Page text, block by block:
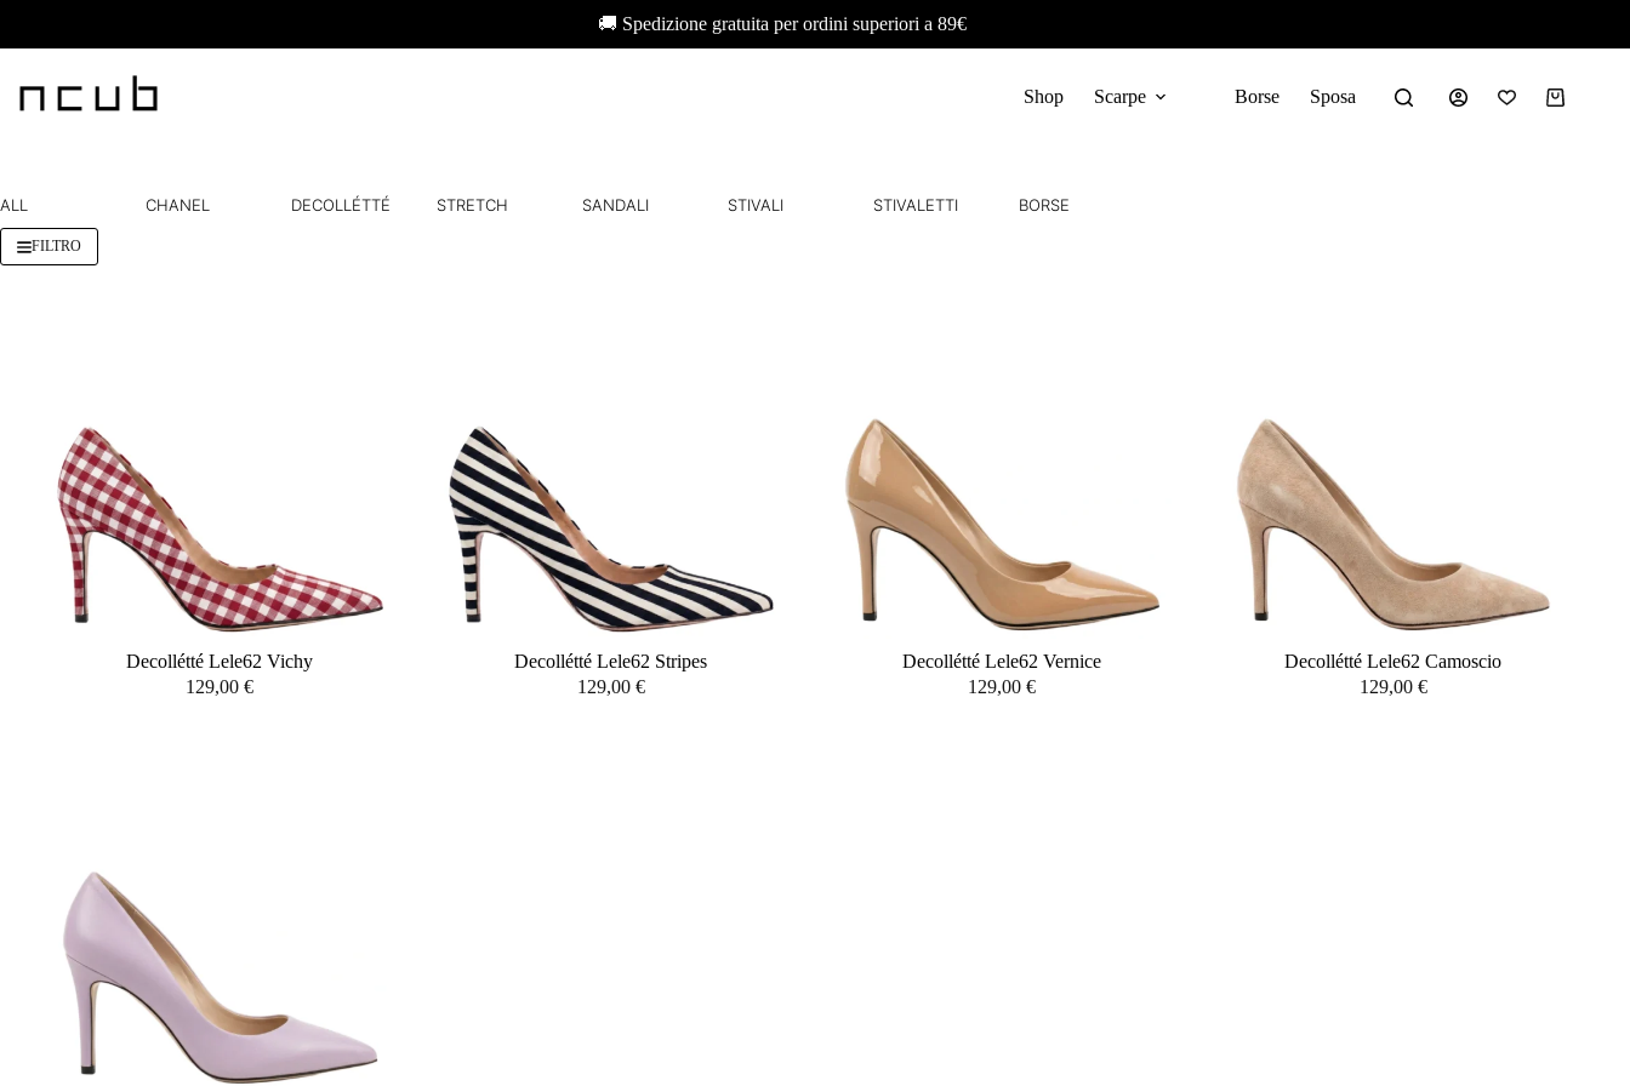
contenuto
🚚 Spedizione gratuita per ordini superiori a 89€
Shop Scarpe Borse Sposa Carrello
ALL CHANEL DECOLLÉTTÉ STRETCH SANDALI STIVALI STIVALETTI BORSE
FILTRO
Decollétté Lele62 Vichy
129,00€
Decollétté Lele62 Stripes
129,00 €
Decollétté Lele62 Vernice
129,00€
Decollétté Lele62 Camoscio
129,00 €